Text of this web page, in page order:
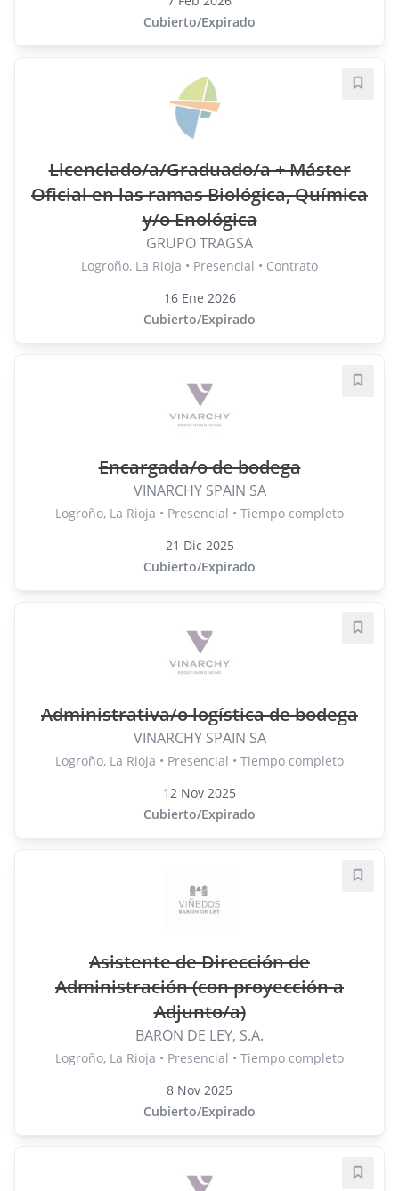
Cubierto/Expirado
Licenciado/a/Graduado/a + Máster
Oficial en las ramas Biológica, Química
y/o Enológica
GRUPO TRAGSA
Logroño, La Rioja • Presencial • Contrato
16 Ene 2026
Cubierto/Expirado
Encargada/o de bodega
VINARCHY SPAIN SA
Logroño, La Rioja • Presencial • Tiempo completo
21 Dic 2025
Cubierto/Expirado
Administrativa/o logística de bodega
VINARCHY SPAIN SA
Logroño, La Rioja • Presencial • Tiempo completo
12 Nov 2025
Cubierto/Expirado
Asistente de Dirección de
Administración (con proyección a
Adjunto/a)
BARON DE LEY, S.A.
Logroño, La Rioja • Presencial • Tiempo completo
8 Nov 2025
Cubierto/Expirado